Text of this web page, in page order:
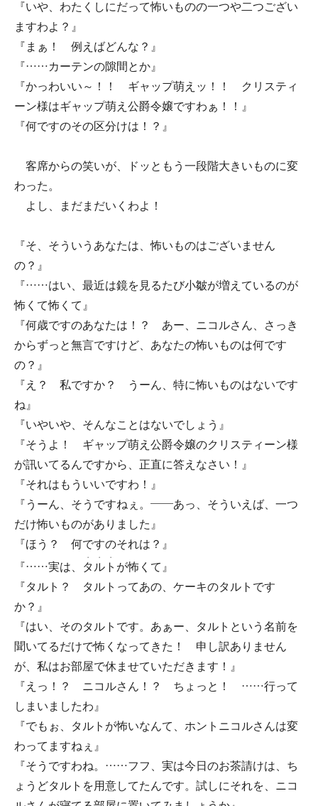
『いや、わたくしにだって怖いものの一つや二つござい
ますわよ？』
『まぁ！ 例えばどんな？』
『……カーテンの隙間とか』
『かっわいい～！！ ギャップ萌えッ！！ クリスティ
ーン様はギャップ萌え公爵令嬢ですわぁ！！』
『何ですのその区分けは！？』
客席からの笑いが、ドッともう一段階大きいものに変
わった。
よし、まだまだいくわよ！
『そ、そういうあなたは、怖いものはございません
の？』
『……はい、最近は鏡を見るたび小皺が増えているのが
怖くて怖くて』
『何歳ですのあなたは！？ あー、ニコルさん、さっき
からずっと無言ですけど、あなたの怖いものは何です
の？』
『え？ 私ですか？ うーん、特に怖いものはないです
ね』
『いやいや、そんなことはないでしょう』
『そうよ！ ギャップ萌え公爵令嬢のクリスティーン様
が訊いてるんですから、正直に答えなさい！』
『それはもういいですわ！』
『うーん、そうですねぇ。――あっ、そういえば、一つ
だけ怖いものがありました』
『ほう？ 何ですのそれは？』
『……実は、
タ
・
ル
・
ト
・
が怖くて』
『タルト？ タルトってあの、ケーキのタルトです
か？』
『はい、そのタルトです。あぁー、タルトという名前を
聞いてるだけで怖くなってきた！ 申し訳ありません
が、私はお部屋で休ませていただきます！』
『えっ！？ ニコルさん！？ ちょっと！ ……行って
しまいましたわ』
『でもぉ、タルトが怖いなんて、ホントニコルさんは変
わってますねぇ』
『そうですわね。……フフ、実は今日のお茶請けは、ち
ょうどタルトを用意してたんです。試しにそれを、ニコ